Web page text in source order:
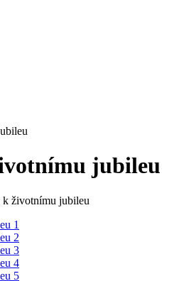
jubileu
k životnímu jubileu